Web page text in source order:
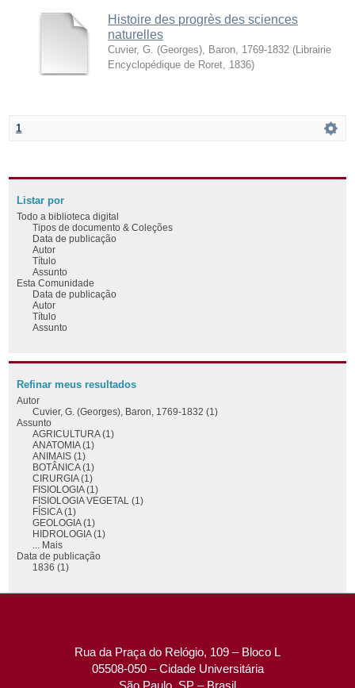
Histoire des progrès des sciences
naturelles
Cuvier, G. (Georges), Baron, 1769-1832 ( Librairie
Encyclopédique de Roret 1836)
1
Listar por
Todo a biblioteca digital
Tipos de documento & Coleções
Data de publicação
Autor
Título
Assunto
Esta Comunidade
Data de publicação
Autor
Título
Assunto
Refinar meus resultados
Autor
Cuvier, G. (Georges), Baron, 1769-1832 (1)
Assunto
AGRICULTURA (1)
ANATOMIA (1)
ANIMAIS (1)
BOTÂNICA (1)
CIRURGIA (1)
FISIOLOGIA (1)
FISIOLOGIA VEGETAL (1)
FÍSICA (1)
GEOLOGIA (1)
HIDROLOGIA (1)
... Mais
Data de publicação
1836 (1)
Rua da Praça do Relógio, 109 – Bloco L
05508-050 – Cidade Universitária
São Paulo, SP – Brasil